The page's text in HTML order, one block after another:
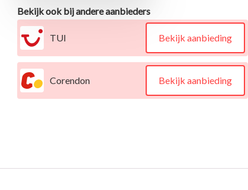
Bekijk ook bij andere aanbieders
TUI Bekijk aanbieding
Corendon Bekijk aanbieding